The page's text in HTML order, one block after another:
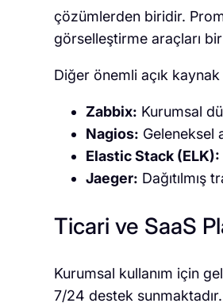
çözümlerden biridir.
görselleştirme araçları
Diğer önemli açık
Zabbix: Kurumsal
Nagios: Geleneksel
Elastic Stack (ELK):
Jaeger: Dağıtılmış
Ticari ve SaaS
Kurumsal kullanım için
7/24 destek sunmaktadır.